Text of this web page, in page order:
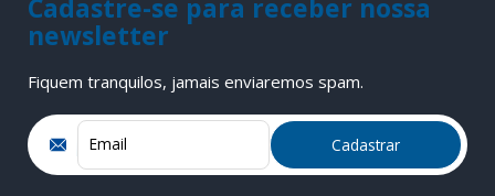
Cadastre-se para receber nossa
newsletter
Fiquem tranquilos, jamais enviaremos spam.